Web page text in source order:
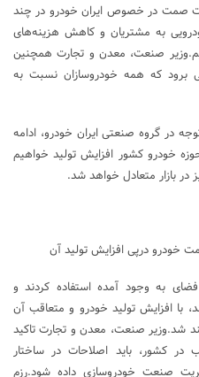
صمت در خصوص ایران خودرو در چند
به مشتریان و کاهش هزینه‌های
صنعت، معدن و تجارت همچنین
برود که همه خودروسازان نسبت به
در گروه صنعتی ایران خودرو، ادامه
بیش از ۵۰ درصد در حوزه خودرو کشور افزایش تولید خواهیم
در بازار متعادل خواهد شد.
خودرو درپی افزایش تولید آن
به وجود آمده استفاده کردند و
با افزایش تولید خودرو و متعاقب آن
شد.وزیر صنعت، معدن و تجارت تاکید
کشور، باید اصلاحات در ساختار
صنعت خودروسازی داده شود.رزم